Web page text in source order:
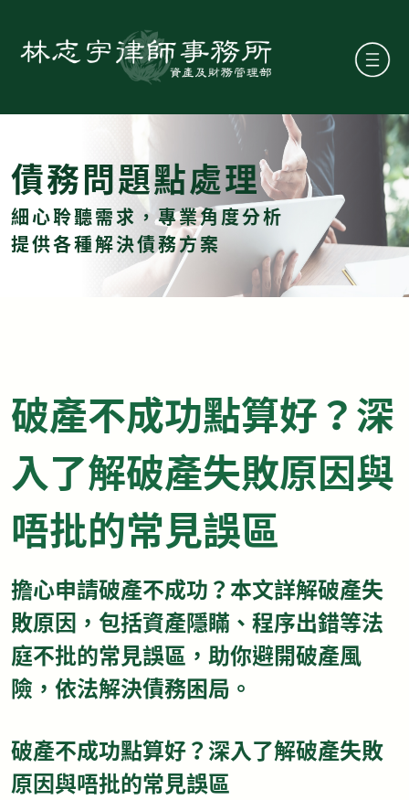
債務問題點處理
細心聆聽需求，專業角度分析
提供各種解決債務方案
破產不成功點算好？深
入了解破產失敗原因與
唔批的常見誤區
擔心申請破產不成功？本文詳解破產失
敗原因，包括資產隱瞞、程序出錯等法
庭不批的常見誤區，助你避開破產風
險，依法解決債務困局。
破產不成功點算好？深入了解破產失敗
原因與唔批的常見誤區